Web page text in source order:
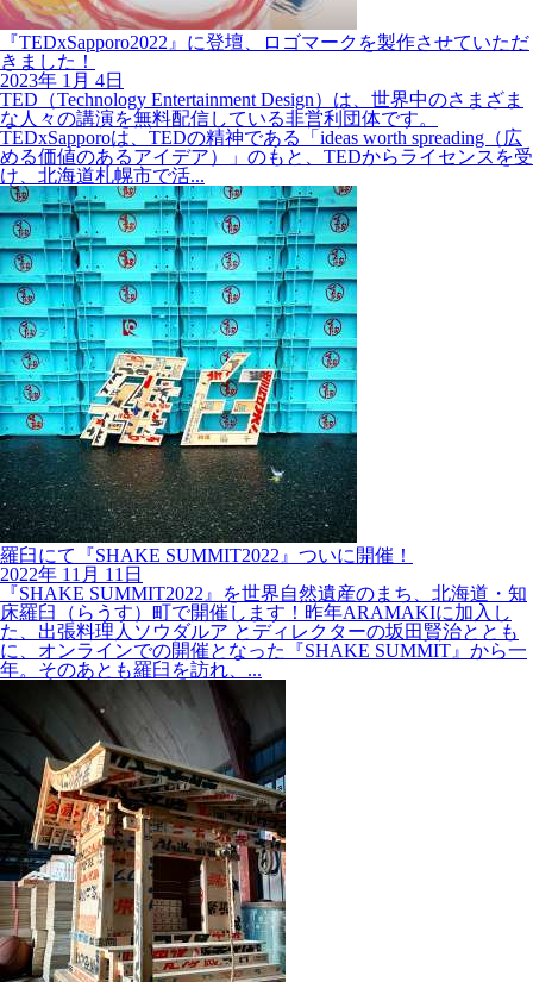
『TEDxSapporo2022』に登壇、ロゴマークを製作させていただ
きました！
2023年 1月 4日
TED（Technology Entertainment Design）は、世界中のさまざま
な人々の講演を無料配信している非営利団体です。
TEDxSapporoは、TEDの精神である「ideas worth spreading（広
める価値のあるアイデア）」のもと、TEDからライセンスを受
け、北海道札幌市で活...
羅臼にて『SHAKE SUMMIT2022』ついに開催！
2022年 11月 11日
『SHAKE SUMMIT2022』を世界自然遺産のまち、北海道・知
床羅臼（らうす）町で開催します！昨年ARAMAKIに加入し
た、出張料理人ソウダルア とディレクターの坂田賢治ととも
に、オンラインでの開催となった『SHAKE SUMMIT』から一
年。そのあとも羅臼を訪れ、...